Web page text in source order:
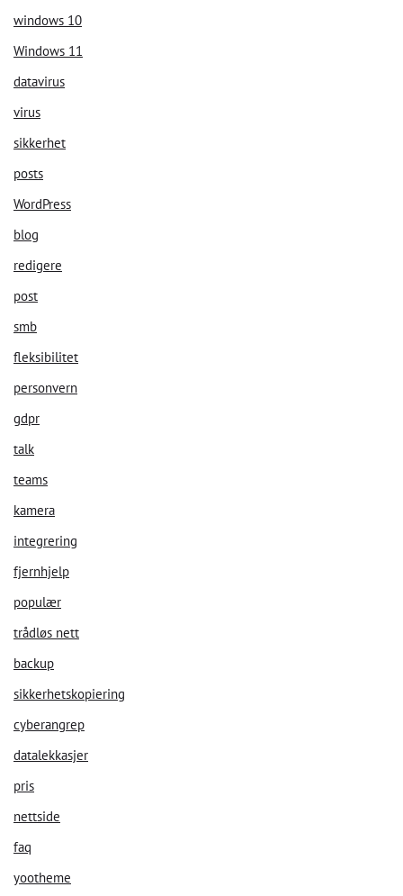
windows 10
Windows 11
datavirus
virus
sikkerhet
posts
WordPress
blog
redigere
post
smb
fleksibilitet
personvern
gdpr
talk
teams
kamera
integrering
fjernhjelp
populær
trådløs nett
backup
sikkerhetskopiering
cyberangrep
datalekkasjer
pris
nettside
faq
yootheme